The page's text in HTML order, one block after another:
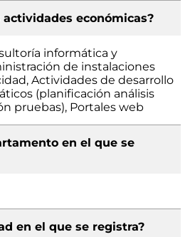
actividades económicas?
informática y
de instalaciones
Actividades de desarrollo
(planificación análisis
pruebas), Portales web
en el que se
en el que se registra?